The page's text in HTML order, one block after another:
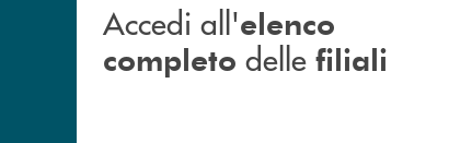
Accedi all'elenco
completo delle filiali